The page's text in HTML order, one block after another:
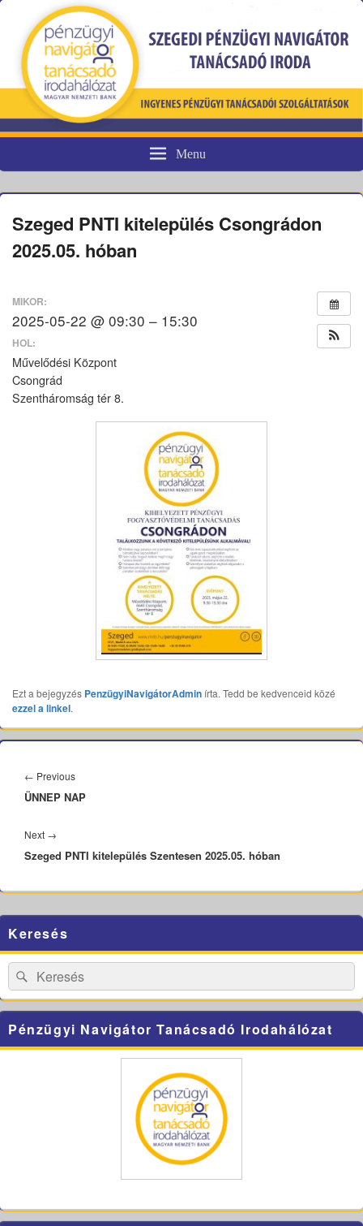
Pénzügyi fogyasztóvédelem
Menu
Szeged PNTI kitelepülés Csongrádon
2025.05. hóban
MIKOR:
2025-05-22 @ 09:30 – 15:30
HOL:
Művelődési Központ
Csongrád
Szentháromság tér 8.
Ezt a bejegyzés PenzügyiNavigátorAdmin írta. Tedd be kedvenceid közé
ezzel a linkel.
navigáció
← PreviousPrevious
post:
ÜNNEP NAP
Next →
post:
Szeged PNTI kitelepülés Szentesen 2025.05. hóban
Sidebar
Widget
Area
Keresés
Search
for:
Search
Pénzügyi Navigátor Tanácsadó Irodahálózat